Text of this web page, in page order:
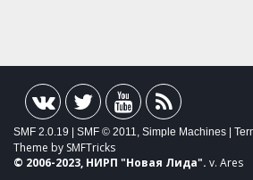
SMF 2.0.19 SMF © 2011, Simple Machines
Theme by SMFTricks
© 2006-2023, НИРП "Новая Лида". v. Ares